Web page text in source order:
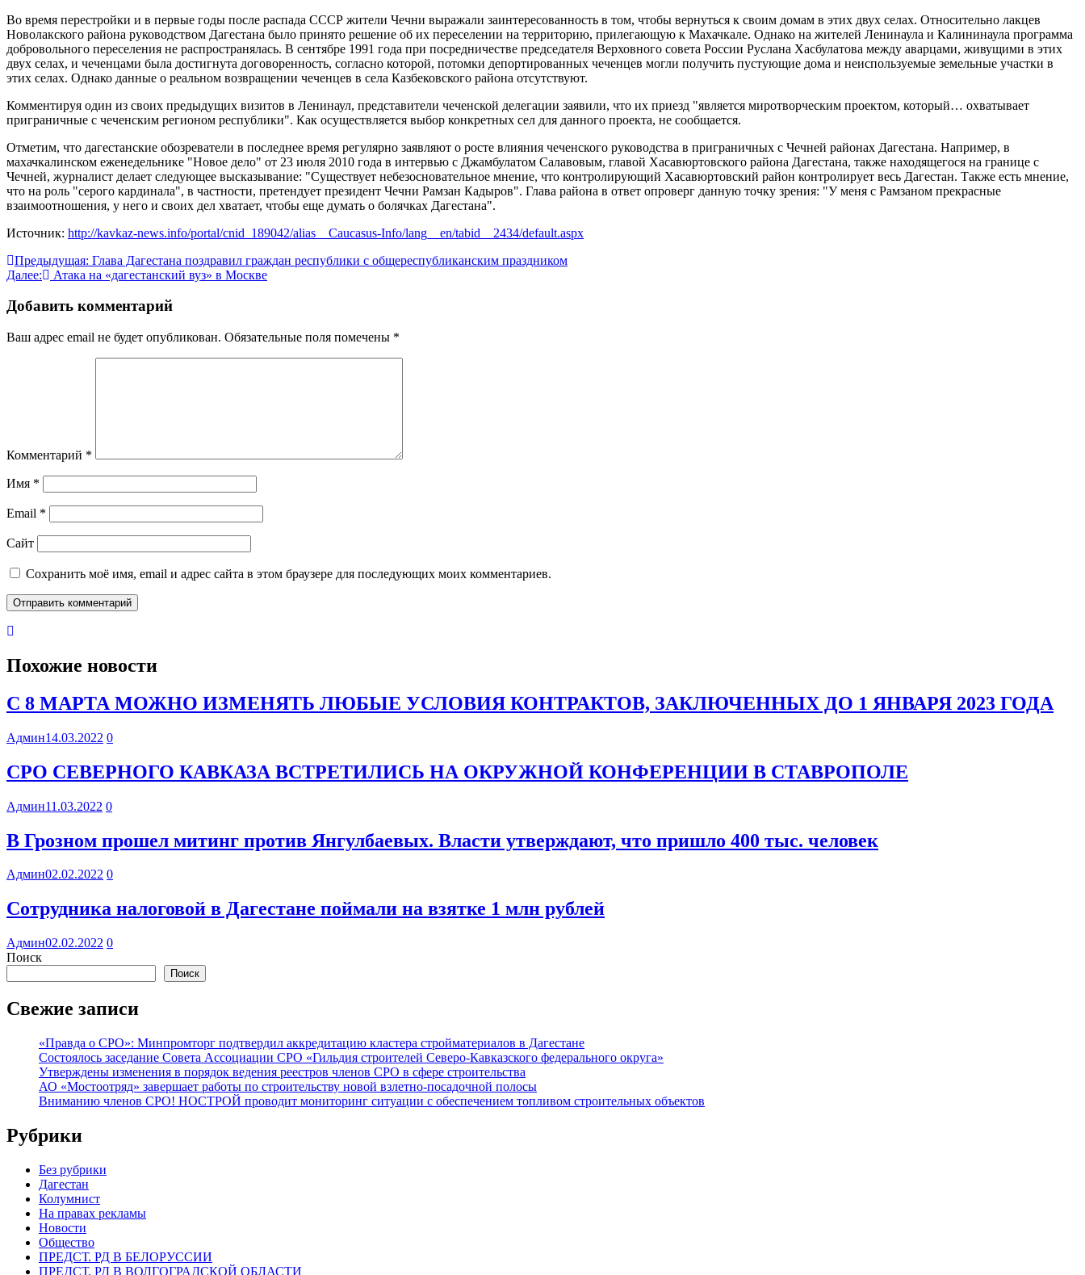
Во время перестройки и в первые годы после распада СССР жители Чечни выражали заинтересованность в том, чтобы вернуться к своим домам в этих двух селах. Относительно лакцев
Новолакского района руководством Дагестана было принято решение об их переселении на территорию, прилегающую к Махачкале. Однако на жителей Ленинаула и Калининаула программа
добровольного переселения не распространялась. В сентябре 1991 года при посредничестве председателя Верховного совета России Руслана Хасбулатова между аварцами, живущими в этих
двух селах, и чеченцами была достигнута договоренность, согласно которой, потомки депортированных чеченцев могли получить пустующие дома и неиспользуемые земельные участки в
этих селах. Однако данные о реальном возвращении чеченцев в села Казбековского района отсутствуют.
Комментируя один из своих предыдущих визитов в Ленинаул, представители чеченской делегации заявили, что их приезд "является миротворческим проектом, который… охватывает
приграничные с чеченским регионом республики". Как осуществляется выбор конкретных сел для данного проекта, не сообщается.
Отметим, что дагестанские обозреватели в последнее время регулярно заявляют о росте влияния чеченского руководства в приграничных с Чечней районах Дагестана. Например, в
махачкалинском еженедельнике "Новое дело" от 23 июля 2010 года в интервью с Джамбулатом Салавовым, главой Хасавюртовского района Дагестана, также находящегося на границе с
Чечней, журналист делает следующее высказывание: "Существует небезосновательное мнение, что контролирующий Хасавюртовский район контролирует весь Дагестан. Также есть мнение,
что на роль "серого кардинала", в частности, претендует президент Чечни Рамзан Кадыров". Глава района в ответ опроверг данную точку зрения: "У меня с Рамзаном прекрасные
взаимоотношения, у него и своих дел хватает, чтобы еще думать о болячках Дагестана".
Источник: http://kavkaz-news.info/portal/cnid_189042/alias__Caucasus-Info/lang__en/tabid__2434/default.aspx
Навигация
по
записям
Предыдущая: Глава Дагестана поздравил граждан республики с общереспубликанским праздником
Далее:
Атака на «дагестанский вуз» в Москве
Добавить комментарий
Ваш адрес email не будет опубликован. Обязательные поля помечены *
Комментарий *
Имя *
Email *
Сайт
Сохранить моё имя, email и адрес сайта в этом браузере для последующих моих комментариев.
Похожие новости
С 8 МАРТА МОЖНО ИЗМЕНЯТЬ ЛЮБЫЕ УСЛОВИЯ КОНТРАКТОВ, ЗАКЛЮЧЕННЫХ ДО 1 ЯНВАРЯ 2023 ГОДА
Админ14.03.2022 0
СРО СЕВЕРНОГО КАВКАЗА ВСТРЕТИЛИСЬ НА ОКРУЖНОЙ КОНФЕРЕНЦИИ В СТАВРОПОЛЕ
Админ11.03.2022 0
В Грозном прошел митинг против Янгулбаевых. Власти утверждают, что пришло 400 тыс. человек
Админ02.02.2022 0
Сотрудника налоговой в Дагестане поймали на взятке 1 млн рублей
Админ02.02.2022 0
Поиск
Поиск
Свежие записи
«Правда о СРО»: Минпромторг подтвердил аккредитацию кластера стройматериалов в Дагестане
Состоялось заседание Совета Ассоциации СРО «Гильдия строителей Северо-Кавказского федерального округа»
Утверждены изменения в порядок ведения реестров членов СРО в сфере строительства
АО «Мостоотряд» завершает работы по строительству новой взлетно-посадочной полосы
Вниманию членов СРО! НОСТРОЙ проводит мониторинг ситуации с обеспечением топливом строительных объектов
Рубрики
Без рубрики
Дагестан
Колумнист
На правах рекламы
Новости
Общество
ПРЕДСТ. РД В БЕЛОРУССИИ
ПРЕДСТ. РД В ВОЛГОГРАДСКОЙ ОБЛАСТИ